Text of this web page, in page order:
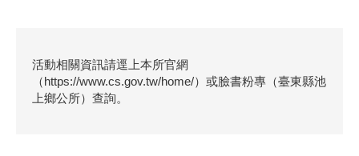
活動相關資訊請逕上本所官網
（https://www.cs.gov.tw/home/）或臉書粉專（臺東縣池
上鄉公所）查詢。